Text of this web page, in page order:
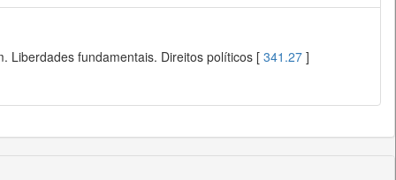
Liberdades fundamentais. Direitos políticos [ 341.27 ]